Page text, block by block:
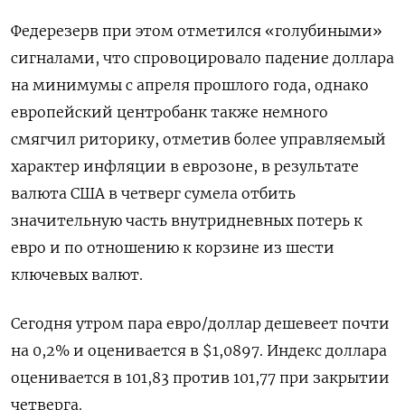
Федерезерв при этом отметился «голубиными»
сигналами, что спровоцировало падение доллара
на минимумы с апреля прошлого года, однако
европейский центробанк также немного
смягчил риторику, отметив более управляемый
характер инфляции в еврозоне, в результате
валюта США в четверг сумела отбить
значительную часть внутридневных потерь к
евро и по отношению к корзине из шести
ключевых валют.
Сегодня утром пара евро/доллар дешевеет почти
на 0,2% и оценивается в $1,0897. Индекс доллара
оценивается в 101,83 против 101,77 при закрытии
четверга.